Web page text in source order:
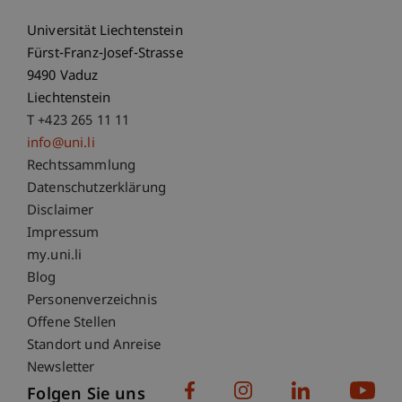
Universität Liechtenstein
Fürst-Franz-Josef-Strasse
9490 Vaduz
Liechtenstein
T +423 265 11 11
info@uni.li
Fußzeile Rechtliche Hinweise
Rechtssammlung
Datenschutzerklärung
Disclaimer
Impressum
Fußzeile Subdomain-Verzeichnis
my.uni.li
Blog
Personenverzeichnis
Offene Stellen
Standort und Anreise
Newsletter
Folgen Sie uns